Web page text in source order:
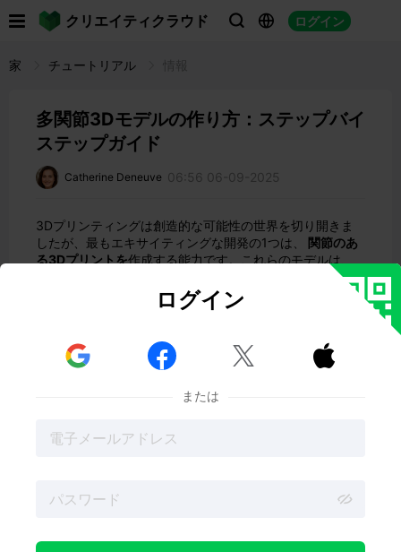
クリエイティクラウド   ログイン
家 チュートリアル
多関節3Dモデルの作り方：ステップバイ
ステップガイド
Catherine Deneuve 06:56 06-09-2025
3Dプリンティングは創造的な可能性の世界を切り開きま
したが、最もエキサイティングな開発の1つは、
関節のあ
る3Dプリントを作成する能力です。これらのモデルは、
曲げたり、回転させたり、曲げたりできる可動部品を備え
ており、ダイナミックで機能的です。アクションフィギュ
ア、軸のある機械部品、あるいは玩具のデザインであろう
いインタラクティブなレベルを追加します。
3Dプリント用に
多関節モデルを作成する方法を
お探しで
したら、このガイドをご覧ください。このガイドでは、デ
ザインのコンセプト作りからパーツのプリント、組み立て
ご紹介します。
アーティキュレーテッド3Dモデルとは
、可動パーツを組
ログイン
  
または